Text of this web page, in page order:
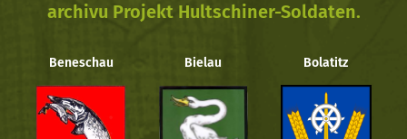
archivu Projekt Hultschiner-Soldaten.
Beneschau Bielau Bolatitz